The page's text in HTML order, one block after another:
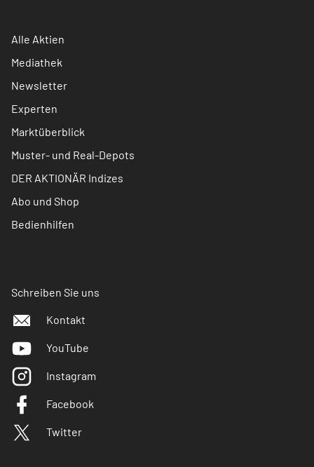
Alle Aktien
Mediathek
Newsletter
Experten
Marktüberblick
Muster- und Real-Depots
DER AKTIONÄR Indizes
Abo und Shop
Bedienhilfen
Schreiben Sie uns
Kontakt
YouTube
Instagram
Facebook
Twitter